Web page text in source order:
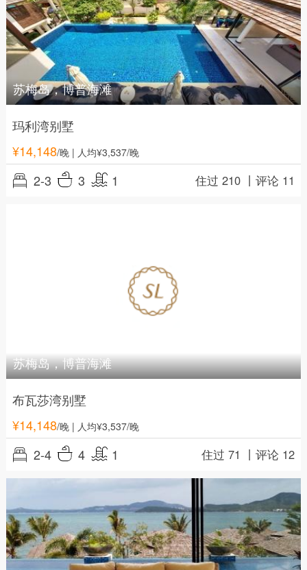
苏梅岛，博普海滩
玛利湾别墅
¥14,148/晚| 人均¥3,537/晚
2-3 3 1 住过 210 丨评论 11
苏梅岛，博普海滩
布瓦莎湾别墅
¥14,148/晚| 人均¥3,537/晚
2-4 4 1 住过 71 丨评论 12